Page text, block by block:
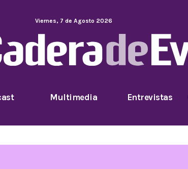
Viernes, 7 de Agosto 2026
Multimedia Entrevistas